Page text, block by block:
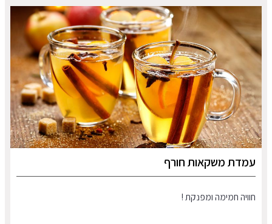
עמדת משקאות חורף
חוויה חמימה ומפנקת !